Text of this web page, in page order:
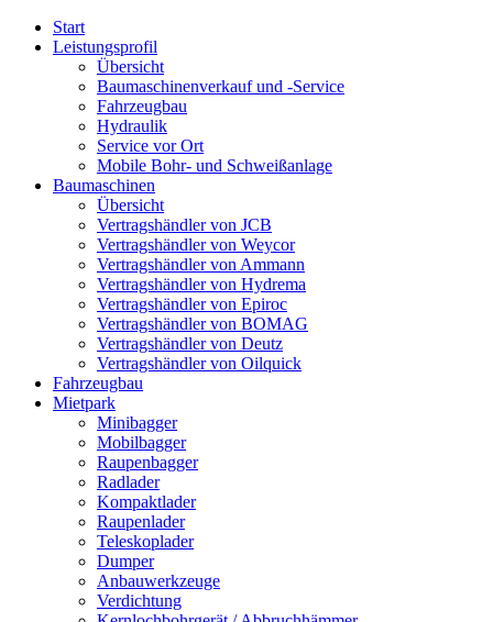
Start
Leistungsprofil
Übersicht
Baumaschinenverkauf und -Service
Fahrzeugbau
Hydraulik
Service vor Ort
Mobile Bohr- und Schweißanlage
Baumaschinen
Übersicht
Vertragshändler von JCB
Vertragshändler von Weycor
Vertragshändler von Ammann
Vertragshändler von Hydrema
Vertragshändler von Epiroc
Vertragshändler von BOMAG
Vertragshändler von Deutz
Vertragshändler von Oilquick
Fahrzeugbau
Mietpark
Minibagger
Mobilbagger
Raupenbagger
Radlader
Kompaktlader
Raupenlader
Teleskoplader
Dumper
Anbauwerkzeuge
Verdichtung